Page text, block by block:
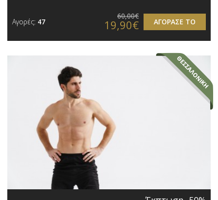
Αγορές: 47 ΑΓΟΡΑΣΕ ΤΟ
60,00€
19,90€